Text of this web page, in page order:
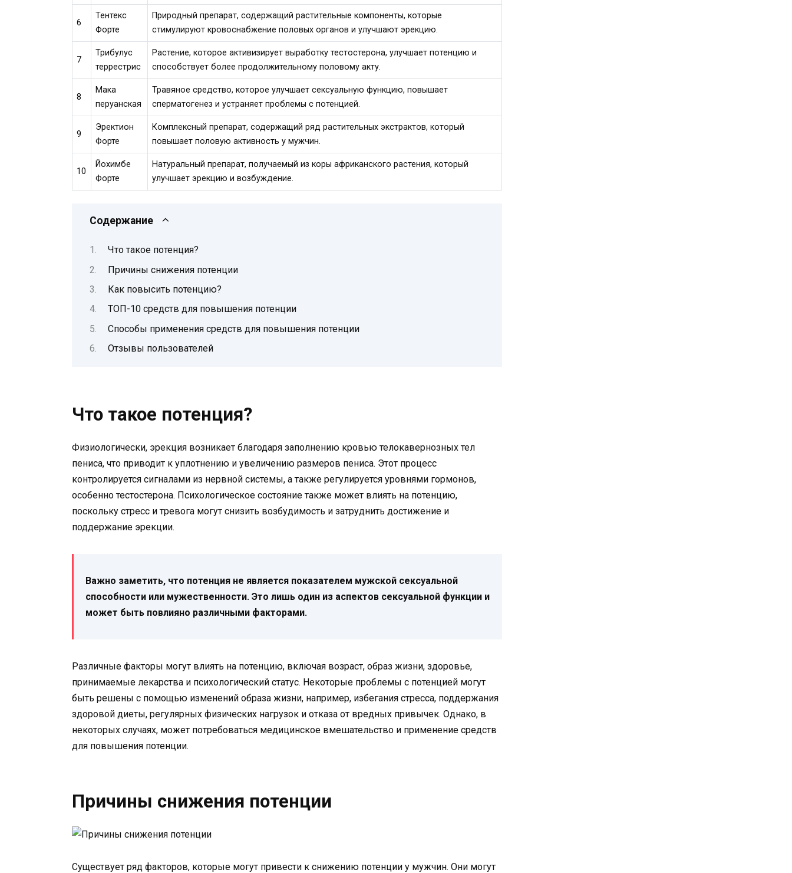
6
Тентекс
Форте
Природный препарат, содержащий растительные компоненты, которые
стимулируют кровоснабжение половых органов и улучшают эрекцию.
7
Трибулус
террестрис
Растение, которое активизирует выработку тестостерона, улучшает потенцию и
способствует более продолжительному половому акту.
8
Мака
перуанская
Травяное средство, которое улучшает сексуальную функцию, повышает
сперматогенез и устраняет проблемы с потенцией.
9
Эректион
Форте
Комплексный препарат, содержащий ряд растительных экстрактов, который
повышает половую активность у мужчин.
10
Йохимбе
Форте
Натуральный препарат, получаемый из коры африканского растения, который
улучшает эрекцию и возбуждение.
Содержание
Что такое потенция?
Причины снижения потенции
Как повысить потенцию?
ТОП-10 средств для повышения потенции
Способы применения средств для повышения потенции
Отзывы пользователей
Что такое потенция?
Физиологически, эрекция возникает благодаря заполнению кровью телокавернозных тел
пениса, что приводит к уплотнению и увеличению размеров пениса. Этот процесс
контролируется сигналами из нервной системы, а также регулируется уровнями гормонов,
особенно тестостерона. Психологическое состояние также может влиять на потенцию,
поскольку стресс и тревога могут снизить возбудимость и затруднить достижение и
поддержание эрекции.
Важно заметить, что потенция не является показателем мужской сексуальной
способности или мужественности. Это лишь один из аспектов сексуальной функции и
может быть повлияно различными факторами.
Различные факторы могут влиять на потенцию, включая возраст, образ жизни, здоровье,
принимаемые лекарства и психологический статус. Некоторые проблемы с потенцией могут
быть решены с помощью изменений образа жизни, например, избегания стресса, поддержания
здоровой диеты, регулярных физических нагрузок и отказа от вредных привычек. Однако, в
некоторых случаях, может потребоваться медицинское вмешательство и применение средств
для повышения потенции.
Причины снижения потенции
Существует ряд факторов, которые могут привести к снижению потенции у мужчин. Они могут